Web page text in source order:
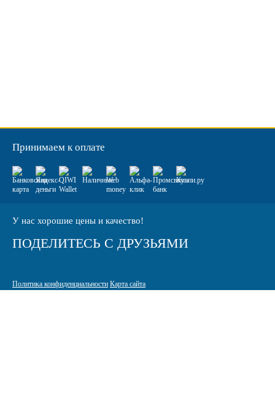
Принимаем к оплате
У нас хорошие цены и качество!
ПОДЕЛИТЕСЬ С ДРУЗЬЯМИ
Политика конфиденциальности Карта сайта